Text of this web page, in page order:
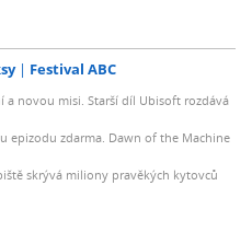
Festival ABC
a novou misi. Starší díl Ubisoft rozdává
epizodu zdarma. Dawn of the Machine
skrývá miliony pravěkých kytovců